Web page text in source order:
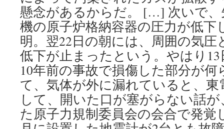
懸念があるからだ。 […] 次いで、
機の原子炉格納容器の圧力が低下
明。翌22日の朝には、周囲の気
低下が止まったという。やはり
10年前の事故で損傷した部分が
て、気体が外に漏れていると、
して、開いた口が塞がらない話
た原子力規制委員会の会合で発覚